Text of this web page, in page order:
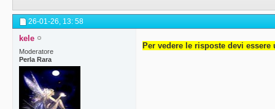
26-01-26, 13: 58
kele
Moderatore
Perla Rara
Per vedere le risposte devi